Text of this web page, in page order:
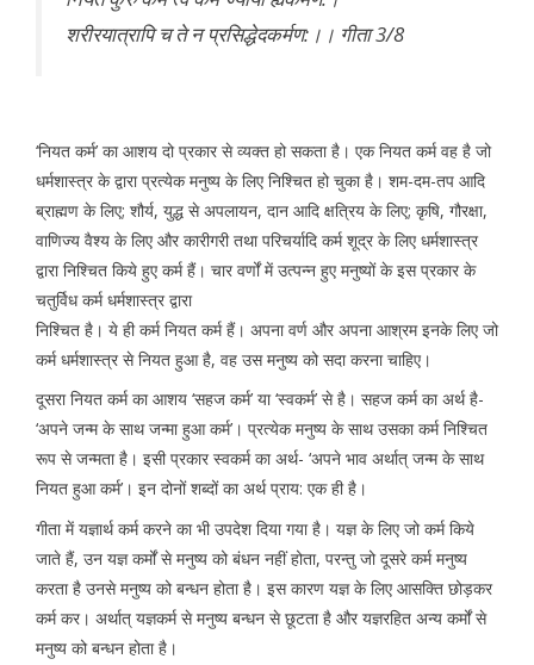
शरीरयात्रापि च ते न प्रसिद्धेदकर्मण:।। गीता 3/8
‘नियत कर्म’ का आशय दो प्रकार से व्यक्त हो सकता है। एक नियत कर्म वह है जो
धर्मशास्त्र के द्वारा प्रत्येक मनुष्य के लिए निश्चित हो चुका है। शम-दम-तप आदि
ब्राह्मण के लिए; शौर्य, युद्ध से अपलायन, दान आदि क्षत्रिय के लिए; कृषि, गौरक्षा,
वाणिज्य वैश्य के लिए और कारीगरी तथा परिचर्यादि कर्म शूद्र के लिए धर्मशास्त्र
द्वारा निश्चित किये हुए कर्म हैं। चार वर्णों में उत्पन्न हुए मनुष्यों के इस प्रकार के
चतुर्विध कर्म धर्मशास्त्र द्वारा
निश्चित है। ये ही कर्म नियत कर्म हैं। अपना वर्ण और अपना आश्रम इनके लिए जो
कर्म धर्मशास्त्र से नियत हुआ है, वह उस मनुष्य को सदा करना चाहिए।
दूसरा नियत कर्म का आशय ‘सहज कर्म’ या ‘स्वकर्म’ से है। सहज कर्म का अर्थ है-
‘अपने जन्म के साथ जन्मा हुआ कर्म’। प्रत्येक मनुष्य के साथ उसका कर्म निश्चित
रूप से जन्मता है। इसी प्रकार स्वकर्म का अर्थ- ‘अपने भाव अर्थात् जन्म के साथ
नियत हुआ कर्म’। इन दोनों शब्दों का अर्थ प्राय: एक ही है।
गीता में यज्ञार्थ कर्म करने का भी उपदेश दिया गया है। यज्ञ के लिए जो कर्म किये
जाते हैं, उन यज्ञ कर्मों से मनुष्य को बंधन नहीं होता, परन्तु जो दूसरे कर्म मनुष्य
करता है उनसे मनुष्य को बन्धन होता है। इस कारण यज्ञ के लिए आसक्ति छोड़कर
कर्म कर। अर्थात् यज्ञकर्म से मनुष्य बन्धन से छूटता है और यज्ञरहित अन्य कर्मों से
मनुष्य को बन्धन होता है।